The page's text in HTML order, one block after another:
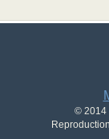
© 2014